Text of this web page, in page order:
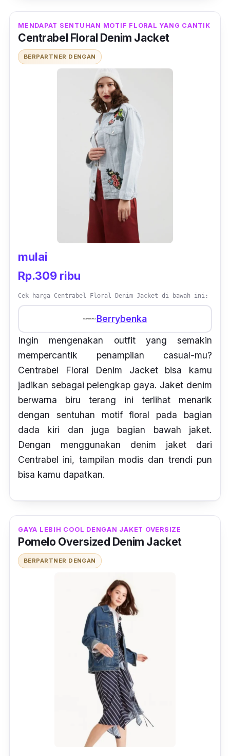
MENDAPAT SENTUHAN MOTIF FLORAL YANG CANTIK
Centrabel Floral Denim Jacket
BERPARTNER DENGAN
mulai
Rp.309 ribu
Cek harga Centrabel Floral Denim Jacket di bawah ini:
Berrybenka
Ingin mengenakan outfityang semakin
mempercantik penampilan casual-mu?
Centrabel Floral Denim Jacket bisa kamu
jadikan sebagai pelengkap gaya. Jaket denim
berwarna biru terang ini terlihat menarik
dengan sentuhan motiffloral pada bagian
dada kiri dan juga bagian bawah jaket.
Dengan menggunakan denim jaket dari
Centrabel ini, tampilan modis dan trendi pun
bisa kamu dapatkan.
GAYA LEBIH COOL DENGAN JAKET OVERSIZE
Pomelo Oversized Denim Jacket
BERPARTNER DENGAN